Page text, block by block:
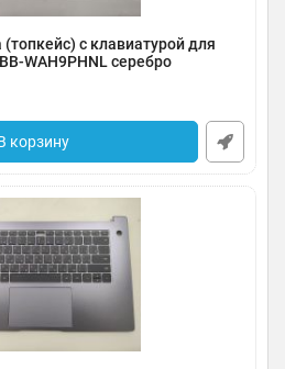
с клавиатурой для
WAH9PHNL серебро
корзину